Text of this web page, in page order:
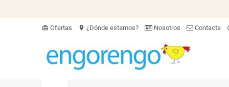
card_giftcard Ofertas location_on ¿Dónde estamos? Nosotros Contacta